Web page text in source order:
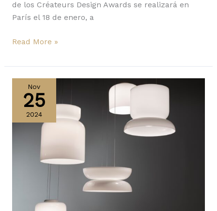
de los Créateurs Design Awards se realizará en
París el 18 de enero, a
Read More »
Nov
25
2024
Vistosi
Pablo
ganan
Archiproducts